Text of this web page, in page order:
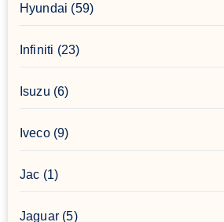
Hyundai (59)
Infiniti (23)
Isuzu (6)
Iveco(9)
Jac (1)
Jaguar(5)